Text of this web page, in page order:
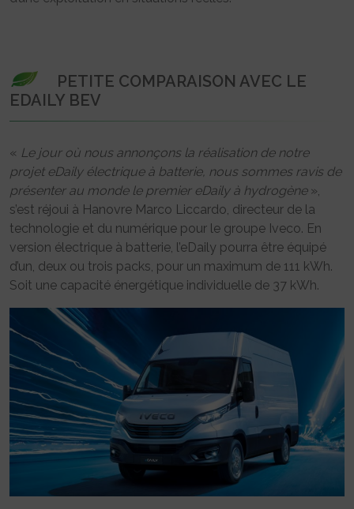
PETITE COMPARAISON AVEC LE
EDAILY BEV
« Le jour où nous annonçons la réalisation de notre
projet eDaily électrique à batterie, nous sommes ravis de
présenter au monde le premier eDaily à hydrogène»,
s’est réjoui à Hanovre Marco Liccardo, directeur de la
technologie et du numérique pour le groupe Iveco. En
version électrique à batterie, l’eDaily pourra être équipé
d’un, deux ou trois packs, pour un maximum de 111 kWh.
Soit une capacité énergétique individuelle de 37 kWh.